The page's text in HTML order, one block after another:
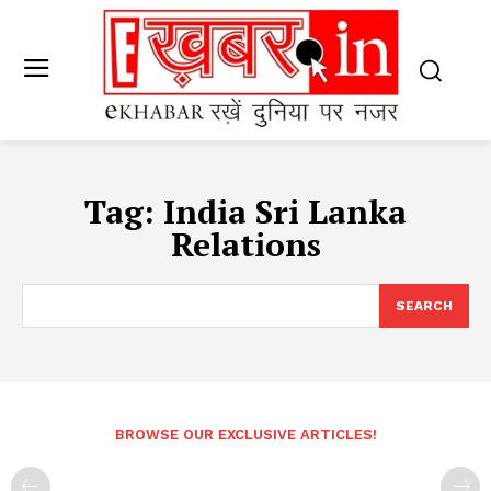
Tag: India Sri Lanka
Relations
SEARCH
BROWSE OUR EXCLUSIVE ARTICLES!